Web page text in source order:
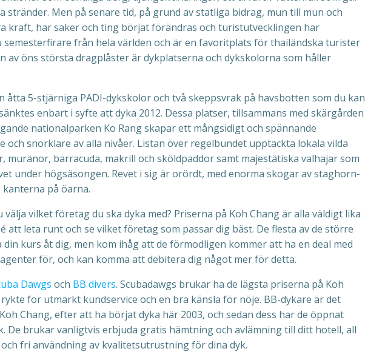
stränder. Men på senare tid, på grund av statliga bidrag, mun till mun och
kraft, har saker och ting börjat förändras och turistutvecklingen har
semesterfirare från hela världen och är en favoritplats för thailändska turister
av öns största dragplåster är dykplatserna och dykskolorna som håller
åtta 5-stjärniga PADI-dykskolor och två skeppsvrak på havsbotten som du kan
enbart i syfte att dyka 2012. Dessa platser, tillsammans med skärgården
nationalparken Ko Rang skapar ett mångsidigt och spännande
och snorklare av alla nivåer. Listan över regelbundet upptäckta lokala vilda
barracuda, makrill och sköldpaddor samt majestätiska valhajar som
under högsäsongen. Revet i sig är orördt, med enorma skogar av staghorn-
på öarna.
vilket företag du ska dyka med? Priserna på Koh Chang är alla väldigt lika
att leta runt och se vilket företag som passar dig bäst. De flesta av de större
kurs åt dig, men kom ihåg att de förmodligen kommer att ha en deal med
för, och kan komma att debitera dig något mer för detta.
Dawgs och BB divers. Scubadawgs brukar ha de lägsta priserna på Koh
för utmärkt kundservice och en bra känsla för nöje. BB-dykare är det
Chang, efter att ha börjat dyka här 2003, och sedan dess har de öppnat
De brukar vanligtvis erbjuda gratis hämtning och avlämning till ditt hotell, all
fri användning av kvalitetsutrustning för dina dyk.